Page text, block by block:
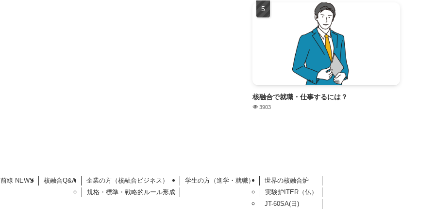
核融合で就職・仕事するには？
3903
線 NEWS 核融合Q&A
企業の方（核融合ビジネス）
規格・標準・戦略的ルール形成
学生の方（進学・就職）
世界の核融合炉
実験炉ITER（仏）
JT-60SA(日)